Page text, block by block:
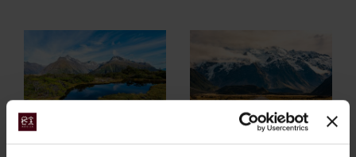
Entre fjords et Grand